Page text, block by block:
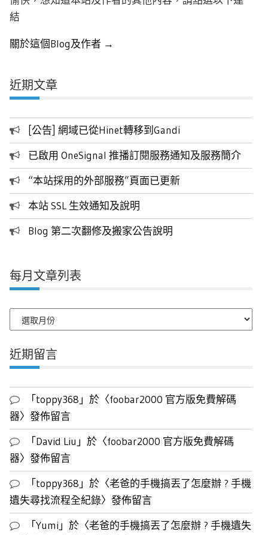
結
關於這個Blog及作者 →
近期文章
[公告] 網域已從Hinet轉移到Gandi
已啟用 OneSignal 推播訂閱服務通知及服務簡介
“本站採用的外部服務”頁面已更新
本站 SSL 生效通知及說明
Blog 第二次翻修及搬家公告說明
每月文章列表
月
章
列
近期留言
「toppy368 」於〈foobar2000 官方版免費解碼
器〉發佈留言
「David Liu 」於〈foobar2000 官方版免費解碼
器〉發佈留言
「toppy368 」於〈老爸的手機搞丟了怎麼辦 ? 手機
遺失尋找流程全紀錄〉發佈留言
「Yumi 」於〈老爸的手機搞丟了怎麼辦 ? 手機遺失